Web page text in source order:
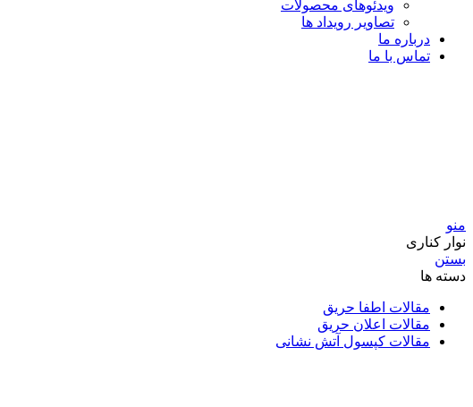
ویدئوهای محصولات
تصاویر رویداد ها
درباره ما
تماس با ما
منو
نوار کناری
بستن
دسته ها
مقالات اطفا حریق
مقالات اعلان حریق
مقالات کپسول آتش نشانی